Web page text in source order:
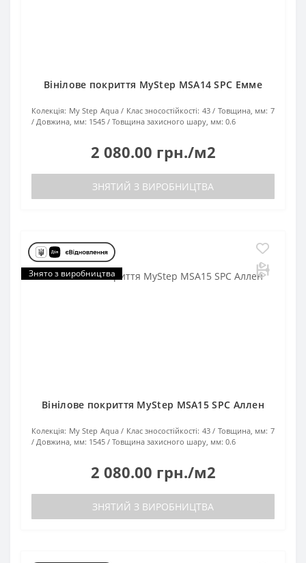
Вінілове покриття MyStep MSA14 SPC Емме
Колекція: My Step Aqua Клас зносостійкості: 43 Товщина, мм: 7
Довжина, мм: 1545 Товщина захисного шару, мм: 0.6
2 080.00 грн./м2
ЗНЯТИЙ З ВИРОБНИЦТВА
Знято з виробництва
Вінілове покриття MyStep MSA15 SPC Аллен
Колекція: My Step Aqua Клас зносостійкості: 43 Товщина, мм: 7
Довжина, мм: 1545 Товщина захисного шару, мм: 0.6
2 080.00 грн./м2
ЗНЯТИЙ З ВИРОБНИЦТВА